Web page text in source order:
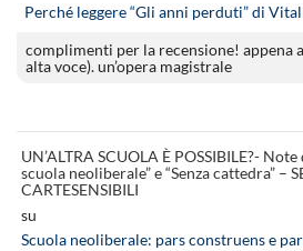
Perché leggere “Gli anni perduti” di
complimenti per la recensione! appena
alta voce). un’opera magistrale
UN’ALTRA SCUOLA È POSSIBILE?-
scuola neoliberale” e “Senza cattedra” –
CARTESENSIBILI
su
Scuola neoliberale: pars construens e